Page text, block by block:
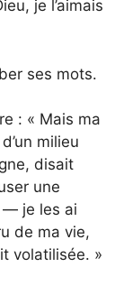
je l’aimais
ses mots.
: « Mais ma
milieu
disait
une
— je les ai
de ma vie,
volatilisée. »